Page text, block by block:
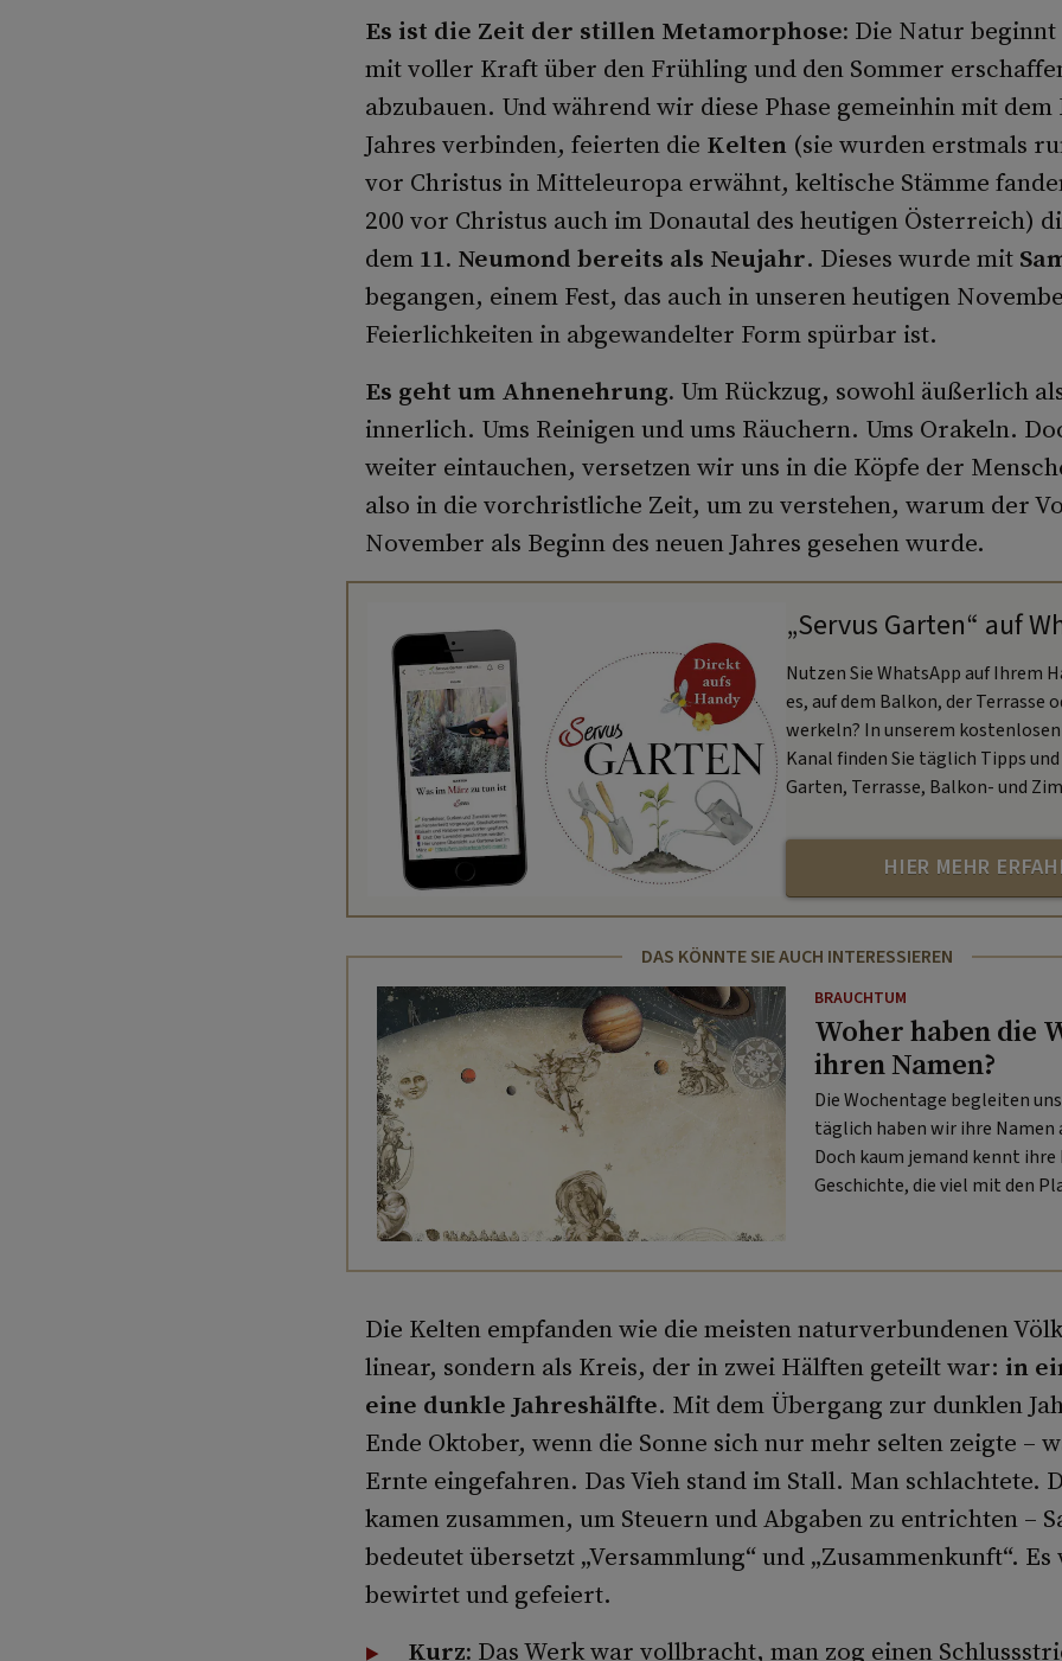
Es ist die Zeit der stillen Metamorphose: Die Natur beginnt
mit voller Kraft über den Frühling und den Sommer
abzubauen. Und während wir diese Phase gemeinhin mit dem
Jahres verbinden, feierten die Kelten (sie wurden erstmals
vor Christus in Mitteleuropa erwähnt, keltische Stämme
200 vor Christus auch im Donautal des heutigen Österreich)
dem 11. Neumond bereits als Neujahr. Dieses wurde mit
begangen, einem Fest, das auch in unseren heutigen
Feierlichkeiten in abgewandelter Form spürbar ist.
Es geht um Ahnenehrung. Um Rückzug, sowohl äußerlich
innerlich. Ums Reinigen und ums Räuchern. Ums Orakeln.
weiter eintauchen, versetzen wir uns in die Köpfe der
also in die vorchristliche Zeit, um zu verstehen, warum der
November als Beginn des neuen Jahres gesehen wurde.
„Servus Garten“ auf
Nutzen Sie WhatsApp auf Ihrem
es, auf dem Balkon, der Terrasse
werkeln? In unserem
Kanal finden Sie täglich Tipps
Garten, Terrasse, Balkon- und
HIER MEHR
DAS KÖNNTE SIE AUCH INTERESSIEREN
BRAUCHTUM
Woher haben die
ihren Namen?
Die Wochentage begleiten
täglich haben wir ihre Namen
Doch kaum jemand kennt
Geschichte, die viel mit den
Die Kelten empfanden wie die meisten naturverbundenen
linear, sondern als Kreis, der in zwei Hälften geteilt war: in
eine dunkle Jahreshälfte. Mit dem Übergang zur dunklen
Ende Oktober, wenn die Sonne sich nur mehr selten zeigte –
Ernte eingefahren. Das Vieh stand im Stall. Man schlachtete.
kamen zusammen, um Steuern und Abgaben zu entrichten –
bedeutet übersetzt „Versammlung“ und „Zusammenkunft“.
bewirtet und gefeiert.
Kurz: Das Werk war vollbracht, man zog einen